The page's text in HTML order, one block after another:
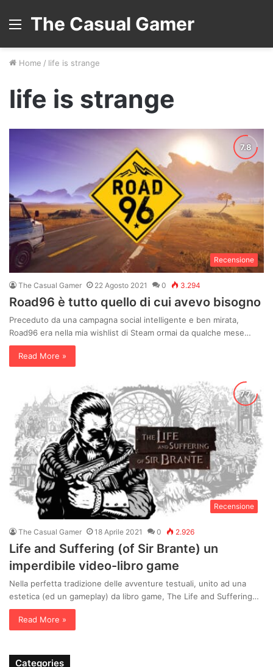
The Casual Gamer
Home / life is strange
life is strange
Recensione
The Casual Gamer 22 Agosto 2021 0 3.294
Road96 è tutto quello di cui avevo bisogno
Preceduto da una campagna social intelligente e ben mirata,
Road96 era nella mia wishlist di Steam ormai da qualche mese…
Read More »
Recensione
The Casual Gamer 18 Aprile 2021 0 2.926
Life and Suffering (of Sir Brante) un
imperdibile video-libro game
Nella perfetta tradizione delle avventure testuali, unito ad una
estetica (ed un gameplay) da libro game, The Life and Suffering…
Read More »
Categories